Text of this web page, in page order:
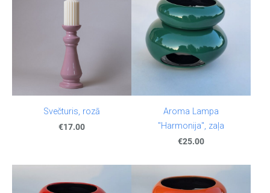
Svečturis, rozā
€17.00
Aroma Lampa
"Harmonija", zaļa
€25.00